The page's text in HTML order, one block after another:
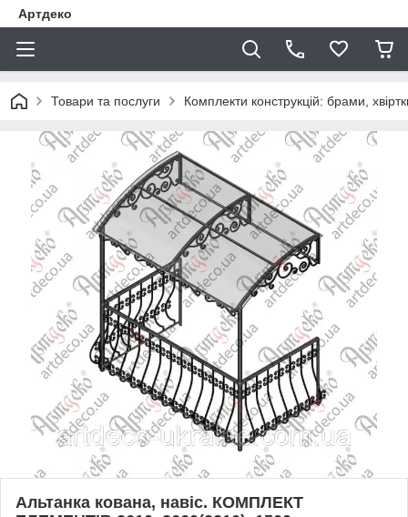
Артдеко
Товари та послуги Комплекти конструкцій: брами,
Альтанка кована, навіс. КОМПЛЕКТ